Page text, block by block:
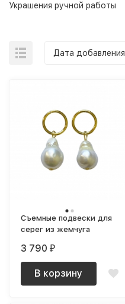
Украшения ручной работы
Дата добавления
Съемные подвески для
серег из жемчуга
3 790 ₽
В корзину